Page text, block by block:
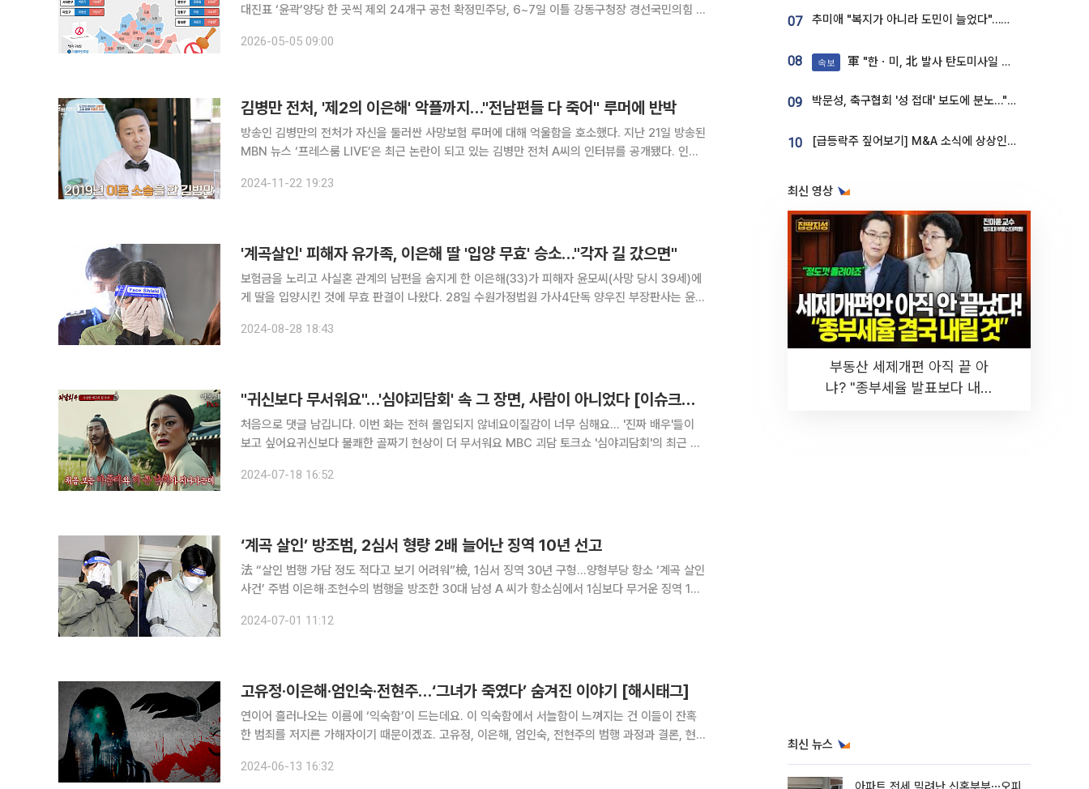
대진표 ‘윤곽’양당 한 곳씩 제외 24개구 공천 확정민주당, 6~7일 이틀 강동구청장 경선국민의힘 동
개 자치구 기초단체장 후보 공천이 막바지 단계다. 현
2026-05-05 09:00
김병만 전처, '제2의 이은해' 악플까지…"전남편들 다 죽어" 루머에 반박
방송인 김병만의 전처가 자신을 둘러싼 사망보험 루머에 대해 억울함을 호소했다. 지난 21일 방송된
MBN 뉴스 ‘프레스룸 LIVE’은 최근 논란이 되고 있는 김병만 전처 A씨의 인터뷰를 공개됐다. 인터
동의와 자필 서명을 받은 후 가입했다”고 해명했다.
2024-11-22 19:23
'계곡살인' 피해자 유가족, 이은해 딸 '입양 무효' 승소…"각자 길 갔으면"
보험금을 노리고 사실혼 관계의 남편을 숨지게 한 이은해(33)가 피해자 윤모씨(사망 당시 39세)에
게 딸을 입양시킨 것에 무효 판결이 나왔다. 28일 수원가정법원 가사4단독 양우진 부장판사는 윤씨
소 판결을 내렸다. 앞서 이은해는 지난 2011년 전 남자
2024-08-28 18:43
"귀신보다 무서워요"…'심야괴담회' 속 그 장면, 사람이 아니었다 [이슈크래커]
처음으로 댓글 남깁니다. 이번 화는 전혀 몰입되지 않네요이질감이 너무 심해요… '진짜 배우'들이
보고 싶어요귀신보다 불쾌한 골짜기 현상이 더 무서워요 MBC 괴담 토크쇼 '심야괴담회'의 최근 방
그램인데요. 2021년 1월 파일럿 방송 당시 포털사이트 실시
2024-07-18 16:52
‘계곡 살인’ 방조범, 2심서 형량 2배 늘어난 징역 10년 선고
法 “살인 범행 가담 정도 적다고 보기 어려워”檢, 1심서 징역 30년 구형…양형부당 항소 ‘계곡 살인
사건’ 주범 이은해‧조현수의 범행을 방조한 30대 남성 A 씨가 항소심에서 1심보다 무거운 징역 10
2024-07-01 11:12
고유정·이은해·엄인숙·전현주…‘그녀가 죽였다’ 숨겨진 이야기 [해시태그]
연이어 흘러나오는 이름에 ‘익숙함’이 드는데요. 이 익숙함에서 서늘함이 느껴지는 건 이들이 잔혹
한 범죄를 저지른 가해자이기 때문이겠죠. 고유정, 이은해, 엄인숙, 전현주의 범행 과정과 결론, 현재
다. 다큐멘터리 ‘그녀가 죽였다’는 지난달 6일부터 공개된 U+모
2024-06-13 16:32
07 추미애 "복지가 아니라 도민이 늘었다"…재정난 책임론 정면돌파
08 속보 軍 "한ㆍ미, 北 발사 탄도미사일 제원 정밀분석 중"
09 박문성, 축구협회 '성 접대' 보도에 분노…"다 말아먹으려고 작정했나"
10 [급등락주 짚어보기] M&A 소식에 상상인증권ㆍ유니켐 ‘상한가’⋯유증 제동 걸린 SK디앤디↑
최신 영상
부동산 세제개편 아직 끝 아
냐? "종부세율 발표보다 내릴
최신 뉴스